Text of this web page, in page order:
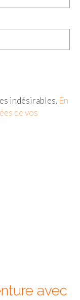
indésirables. En
de vos
avec